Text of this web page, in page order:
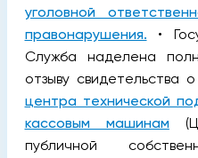
уголовной
правонарушения. •
Служба наделена
отзыву свидетельства
центра технической
кассовым машинам
публичной